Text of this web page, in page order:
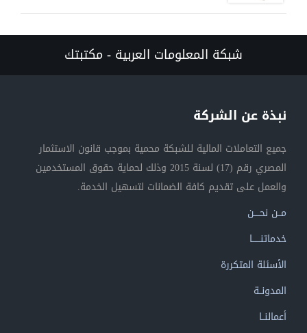
شبكة المعلومات العربية - مكتبتك
نبذة عن الشركة
جميع التعاملات المالية للشبكة محمية بموجب قانون الاستثمار
المصري رقم (17) لسنة 2015 وذلك لحماية حقوق المستخدمين
والعمل على تقديم كافة الضمانات لتسهيل الخدمة.
مــن نحــــن
خدماتنــــــا
الأسئلة المتكررة
المدونــة
أعمالنــا